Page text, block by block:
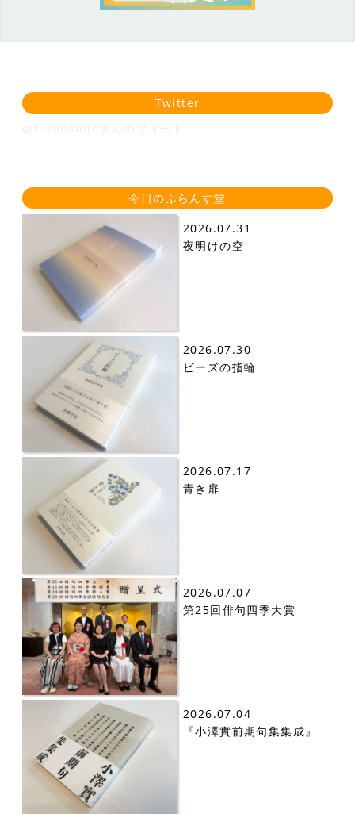
Twitter
今日のふらんす堂
2026.07.31
夜明けの空
2026.07.30
ビーズの指輪
2026.07.17
青き扉
2026.07.07
第25回俳句四季大賞
2026.07.04
『小澤實前期句集集成』